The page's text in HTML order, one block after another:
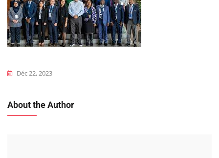
Déc 22, 2023
About the Author